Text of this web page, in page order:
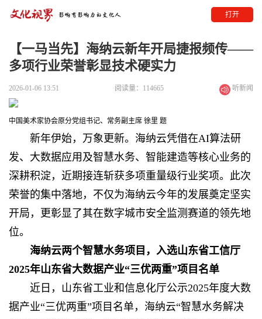
打开
【一马当先】海纳云新年开局捷报频传——
多项行业荣誉彰显技术硬实力
2026-01-06 13:51 阅读量：114665 听新闻
中国美术家协会原分党组书记、常务副主席 徐里 题
新年伊始，万象更新。 海纳云凭借在AI算法研
发、大数据应用及智慧水务、智能建造等核心业务的
深耕积淀，近期接连斩获多项重量级行业奖项。此次
荣誉的集中落地，不仅为海纳云今年的发展奠定坚实
开局，更彰显了其在数字城市安全监测赛道的领先地
位。
海纳云两个智慧水务项目， 入选山东省工信厅
2025年山东省大数据产业“三优两重”项目名单
近日，山东省工业和信息化厅公示2025年度大数
据产业“三优两重”项目名单，海纳云“智慧水务解决